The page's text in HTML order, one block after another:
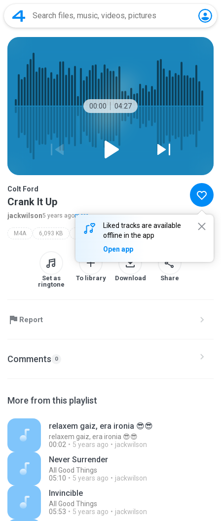
00:00 04:27
Liked tracks are available
offline in the app
Open app
Colt Ford
Crank It Up
jackwilson5 years agomore...
M4A 6,093 KB thanks for listening colt ford
Set as
ringtone
To library Download Share
Report
Comments 0
More from this playlist
relaxem gaiz, era ironia 😎😎
relaxem gaiz, era ironia 😎😎
00:02
5 years ago jackwilson
Never Surrender
All Good Things
05:10
5 years ago jackwilson
Invincible
All Good Things
05:53
5 years ago jackwilson